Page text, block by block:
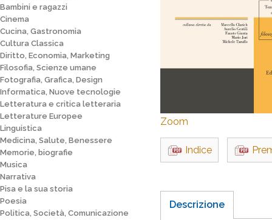
Bambini e ragazzi
Cinema
Cucina, Gastronomia
Cultura Classica
Diritto, Economia, Marketing
Filosofia, Scienze umane
Fotografia, Grafica, Design
Informatica, Nuove tecnologie
Letteratura e critica letteraria
Letterature Europee
Linguistica
Medicina, Salute, Benessere
Memorie, biografie
Musica
Narrativa
Pisa e la sua storia
Poesia
Politica, Società, Comunicazione
Zoom
Indice
Descrizione